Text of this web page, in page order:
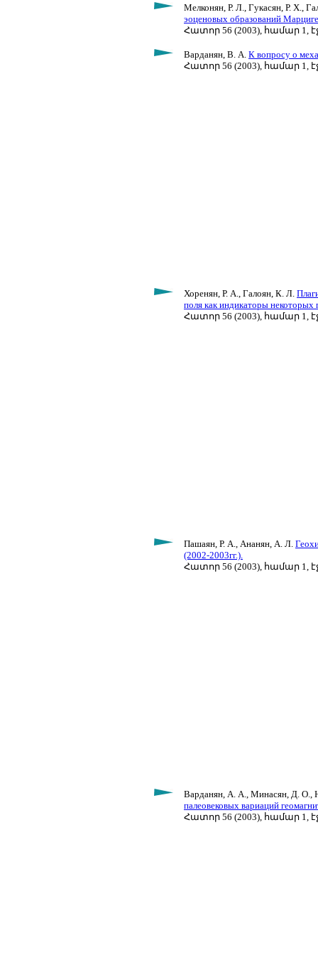
Мелконян, Р. Л., Гукасян, Р. Х.,
эоценовых образований
Հատոր 56 (2003), համար 1,
Варданян, В. А. К вопросу о
Հատոր 56 (2003), համար 1,
Хоренян, Р. А., Галоян, К. Л.
поля как индикаторы некоторых
Հատոր 56 (2003), համար 1,
Пашаян, Р. А., Ананян, А. Л.
(2002-2003гг.).
Հատոր 56 (2003), համար 1,
Варданян, А. А., Минасян, Д. О.,
палеовековых вариаций
Հատոր 56 (2003), համար 1,